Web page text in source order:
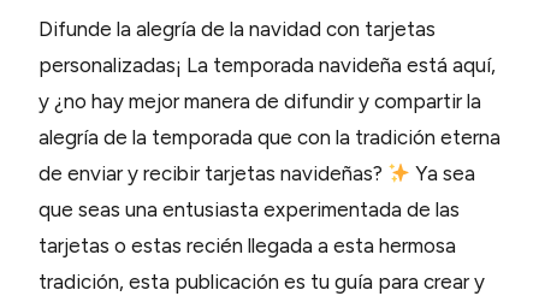
Difunde la alegría de la navidad con tarjetas
personalizadas¡ La temporada navideña está aquí,
y ¿no hay mejor manera de difundir y compartir la
alegría de la temporada que con la tradición eterna
de enviar y recibir tarjetas navideñas?
Ya sea
que seas una entusiasta experimentada de las
tarjetas o estas recién llegada a esta hermosa
tradición, esta publicación es tu guía para crear y